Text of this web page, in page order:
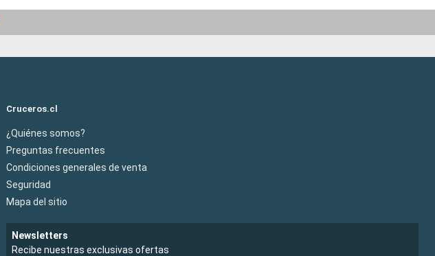
Cruceros.cl
¿Quiénes somos?
Preguntas frecuentes
Condiciones generales de venta
Seguridad
Mapa del sitio
Newsletters
Recibe nuestras exclusivas ofertas